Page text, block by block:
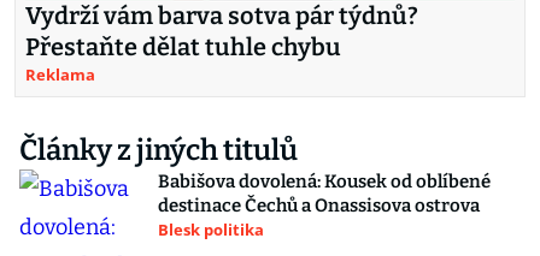
Vydrží vám barva sotva pár týdnů?
Přestaňte dělat tuhle chybu
Reklama
Články z jiných titulů
Babišova dovolená: Kousek od oblíbené
destinace Čechů a Onassisova ostrova
Blesk politika